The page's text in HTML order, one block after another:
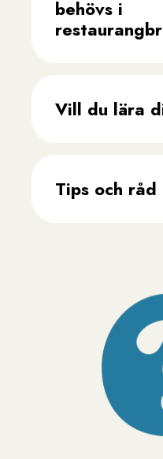
behövs i
Vill du lära
Tips och